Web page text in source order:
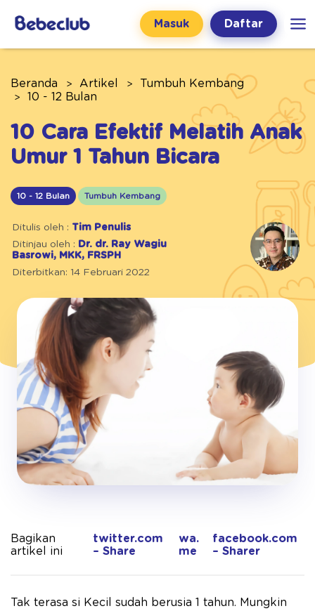
Masuk Daftar
Beranda Artikel
Tumbuh Kembang
10 - 12 Bulan
10 Cara Efektif Melatih Anak
Umur 1 Tahun Bicara
10 - 12 Bulan Tumbuh Kembang
Ditulis oleh : Tim Penulis
Ditinjau oleh : Dr. dr. Ray Wagiu
Basrowi, MKK, FRSPH
Diterbitkan: 14 Februari 2022
Bagikan
artikel ini
twitter.com
– Share
wa.
me
facebook.com
– Sharer
Tak terasa si Kecil sudah berusia 1 tahun. Mungkin